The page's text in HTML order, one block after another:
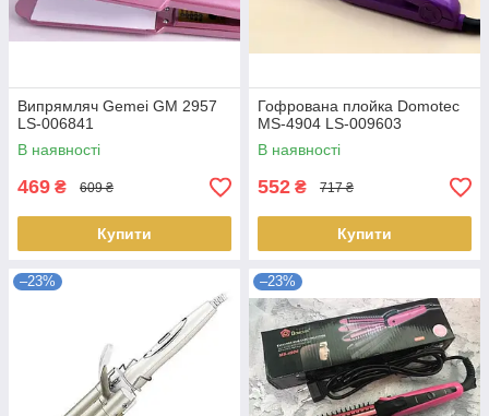
Випрямляч Gemei GM 2957
LS-006841
В наявності
469 ₴ 609 ₴
Купити
Гофрована плойка Domotec
MS-4904 LS-009603
В наявності
552 ₴ 717 ₴
Купити
–23% –23%